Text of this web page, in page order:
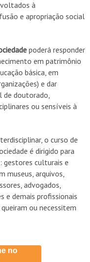
à
e apropriação social
poderá responder
em patrimônio
básica, em
e dar
de doutorado,
ou sensíveis à
o curso de
é dirigido para
gestores culturais e
museus, arquivos,
advogados,
e demais profissionais
ou necessitem
no